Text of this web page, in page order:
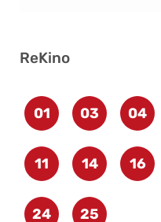
ReKino
01 03 04
11 14 16
24 25